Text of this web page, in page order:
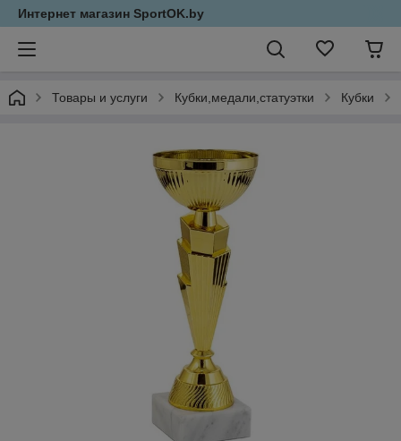
Интернет магазин SportOK.by
Товары и услуги Кубки,медали,статуэтки Кубки